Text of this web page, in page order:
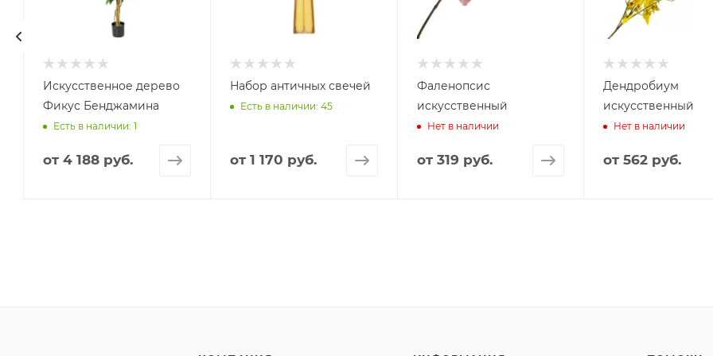
Искусственное дерево
Фикус Бенджамина
Есть в наличии: 1
от 4 188 руб.
Набор античных свечей
Есть в наличии: 45
от 1 170 руб.
Фаленопсис
искусственный
Нет в наличии
от 319 руб.
Дендробиум
искусственный
Нет в наличии
от562 руб.